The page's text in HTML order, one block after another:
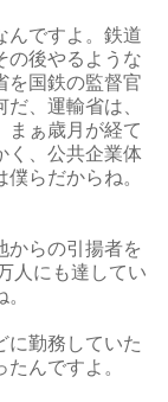
ですよ。鉄道
の後やるような
を国鉄の監督官
、運輸省は、
まぁ歳月が経て
く、公共企業体
らだからね。
らの引揚者を
人にも達してい
勤務していた
んですよ。